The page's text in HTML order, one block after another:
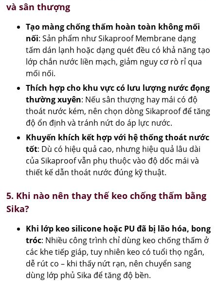
và sân thượng
Tạo màng chống thấm hoàn toàn không mối
nối: Sản phẩm như Sikaproof Membrane dạng
tấm dán lạnh hoặc dạng quét đều có khả năng tạo
lớp chắn nước liền mạch, giảm nguy cơ rò rỉ qua
mối nối.
Thích hợp cho khu vực có lưu lượng nước đọng
thường xuyên: Nếu sân thượng hay mái có độ
thoát nước kém, nên chọn dòng Sikaproof để tăng
độ ổn định và tránh nứt do áp lực nước.
Khuyến khích kết hợp với hệ thống thoát nước
tốt: Dù có hiệu quả cao, nhưng hiệu quả lâu dài
của Sikaproof vẫn phụ thuộc vào độ dốc mái và
thiết kế dẫn thoát nước đúng kỹ thuật.
5. Khi nào nên thay thế keo chống thấm bằng
Sika?
Khi lớp keo silicone hoặc PU đã bị lão hóa, bong
tróc: Nhiều công trình chỉ dùng keo chống thấm ở
các khe tiếp giáp, tuy nhiên keo có tuổi thọ ngắn,
dễ rút co – khi thấy nứt rạn, nên chuyển sang
dùng lớp phủ Sika để tăng độ bền.